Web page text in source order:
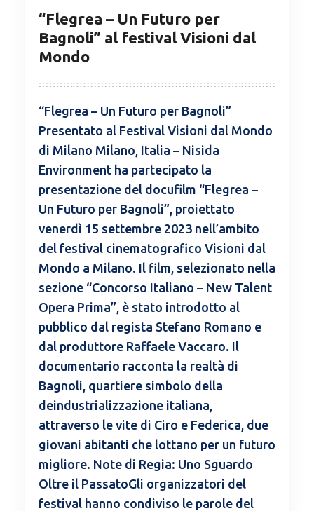
“Flegrea – Un Futuro per
Bagnoli” al festival Visioni dal
Mondo
“Flegrea – Un Futuro per Bagnoli”
Presentato al Festival Visioni dal Mondo
di Milano Milano, Italia – Nisida
Environment ha partecipato la
presentazione del docufilm “Flegrea –
Un Futuro per Bagnoli”, proiettato
venerdì 15 settembre 2023 nell’ambito
del festival cinematografico Visioni dal
Mondo a Milano. Il film, selezionato nella
sezione “Concorso Italiano – New Talent
Opera Prima”, è stato introdotto al
pubblico dal regista Stefano Romano e
dal produttore Raffaele Vaccaro. Il
documentario racconta la realtà di
Bagnoli, quartiere simbolo della
deindustrializzazione italiana,
attraverso le vite di Ciro e Federica, due
giovani abitanti che lottano per un futuro
migliore. Note di Regia: Uno Sguardo
Oltre il PassatoGli organizzatori del
festival hanno condiviso le parole del